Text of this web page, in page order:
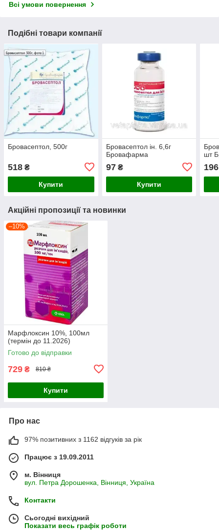
Всі умови повернення
Подібні товари компанії
Бровасептол, 500г
518 ₴
Купити
Бровасептол ін. 6,6г
Бровафарма
97₴
Купити
шт
196
Акційні пропозиції та новинки
–10%
Марфлоксин 10%, 100мл
(термін до 11.2026)
Готово до відправки
729 ₴ 810 ₴
Купити
Про нас
97% позитивних з 1162 відгуків за рік
Працює з 19.09.2011
м. Вінниця
вул. Петра Дорошенка, Вінниця, Україна
Контакти
Сьогодні вихідний
Показати весь графік роботи